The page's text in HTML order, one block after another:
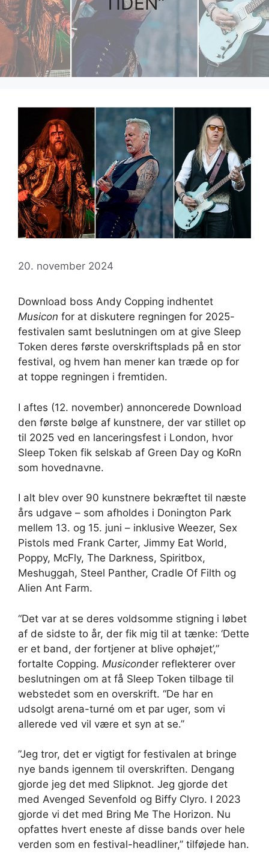
20. november 2024
Download boss Andy Copping indhentet
Musicon for at diskutere regningen for 2025-
festivalen samt beslutningen om at give Sleep
Token deres første overskriftsplads på en stor
festival, og hvem han mener kan træde op for
at toppe regningen i fremtiden.
I aftes (12. november) annoncerede Download
den første bølge af kunstnere, der var stillet op
til 2025 ved en lanceringsfest i London, hvor
Sleep Token fik selskab af Green Day og KoRn
som hovednavne.
I alt blev over 90 kunstnere bekræftet til næste
års udgave – som afholdes i Donington Park
mellem 13. og 15. juni – inklusive Weezer, Sex
Pistols med Frank Carter, Jimmy Eat World,
Poppy, McFly, The Darkness, Spiritbox,
Meshuggah, Steel Panther, Cradle Of Filth og
Alien Ant Farm.
“Det var at se deres voldsomme stigning i løbet
af de sidste to år, der fik mig til at tænke: ‘Dette
er et band, der fortjener at blive ophøjet’,”
fortalte Copping. Musiconder reflekterer over
beslutningen om at få Sleep Token tilbage til
webstedet som en overskrift. “De har en
udsolgt arena-turné om et par uger, som vi
allerede ved vil være et syn at se.”
”Jeg tror, ​​det er vigtigt for festivalen at bringe
nye bands igennem til overskriften. Dengang
gjorde jeg det med Slipknot. Jeg gjorde det
med Avenged Sevenfold og Biffy Clyro. I 2023
gjorde vi det med Bring Me The Horizon. Nu
opfattes hvert eneste af disse bands over hele
verden som en festival-headliner,” tilføjede han.